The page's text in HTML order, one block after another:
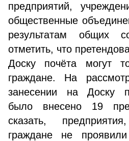
предприятий,
общественные
результатам общих
отметить, что
Доску почёта могут
граждане. На
занесении на Доску
было внесено 19
сказать,
граждане не